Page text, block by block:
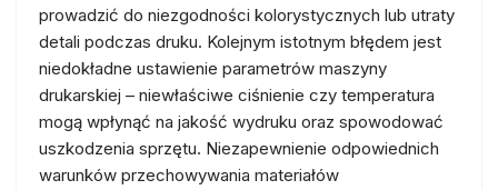
prowadzić do niezgodności kolorystycznych lub utraty
detali podczas druku. Kolejnym istotnym błędem jest
niedokładne ustawienie parametrów maszyny
drukarskiej – niewłaściwe ciśnienie czy temperatura
mogą wpłynąć na jakość wydruku oraz spowodować
uszkodzenia sprzętu. Niezapewnienie odpowiednich
warunków przechowywania materiałów